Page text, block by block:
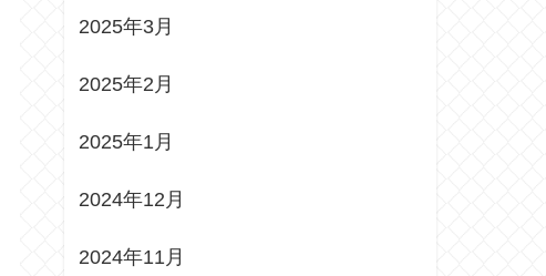
2025年3月
2025年2月
2025年1月
2024年12月
2024年11月